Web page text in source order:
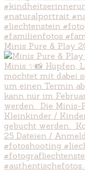
Minis Pure & Play